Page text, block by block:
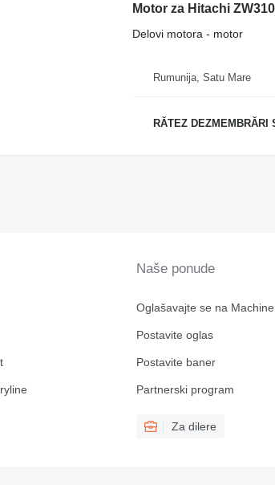
Motor za Hitachi
Delovi motora - motor
Rumunija, Satu Mare
RĂTEZ DEZMEMBRĂRI
Naše ponude
Oglašavajte se na
Postavite oglas
Postavite baner
Partnerski program
Za dilere